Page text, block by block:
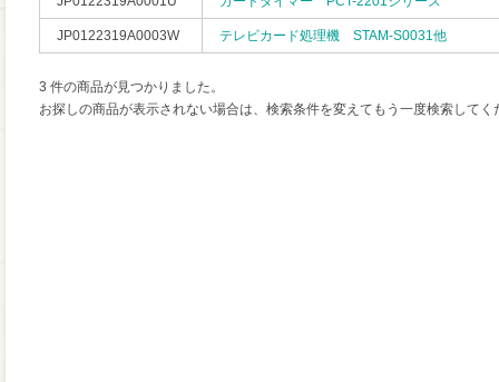
JP0122319A0003W テレビカード処理機 STAM-S0031他
3 件の商品が見つかりました。
お探しの商品が表示されない場合は、検索条件を変えてもう一度検索してく